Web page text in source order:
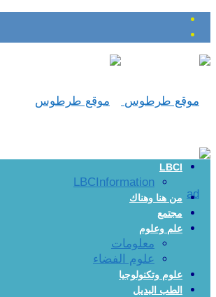
LBCI
LBCInformation
من هنا وهناك
مجتمع
علم وعلوم
معلومات
علوم الفضاء
علوم وتكنولوجيا
الطب البديل